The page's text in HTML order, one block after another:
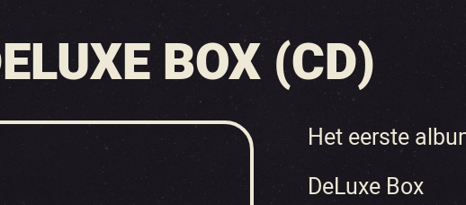
BOX (CD)
Het eerste
DeLuxe Box